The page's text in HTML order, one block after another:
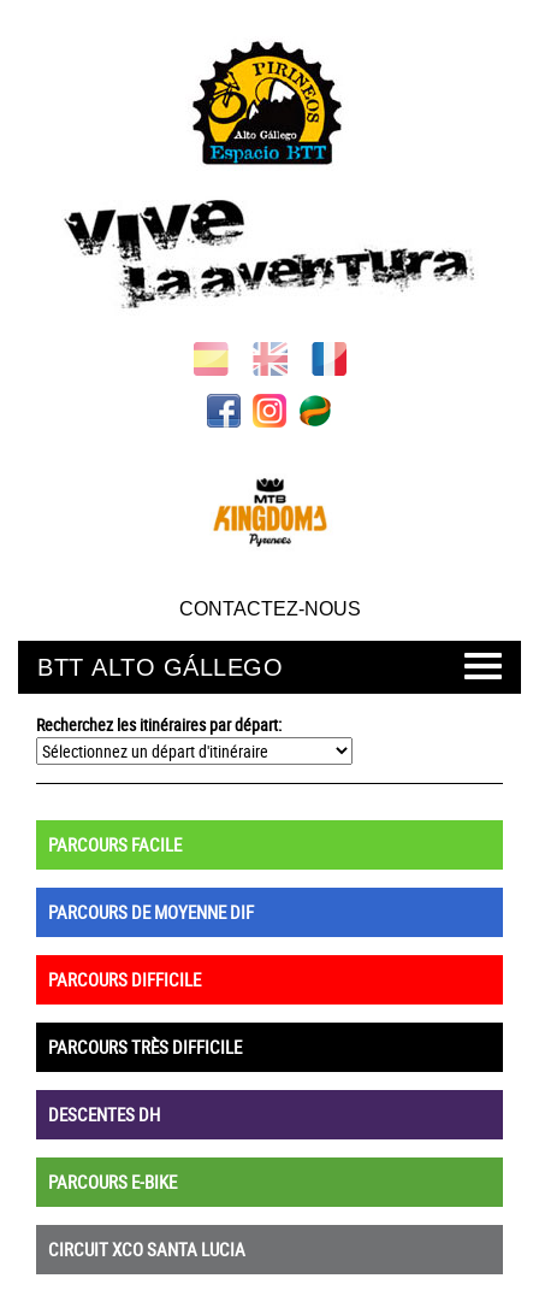
CONTACTEZ-NOUS
BTT ALTO GÁLLEGO
Recherchez les itinéraires par départ:
PARCOURS FACILE
PARCOURS DE MOYENNE DIF
PARCOURS DIFFICILE
PARCOURS TRÈS DIFFICILE
DESCENTES DH
PARCOURS E-BIKE
CIRCUIT XCO SANTA LUCIA